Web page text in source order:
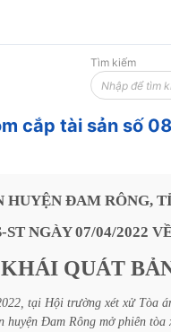
Tìm kiếm
cắp tài sản số
HUYỆN ĐAM RÔNG,
ST NGÀY 07/04/2022
KHÁI QUÁT
tại Hội trường xét xử Tòa
huyện Đam Rông mở phiên tòa